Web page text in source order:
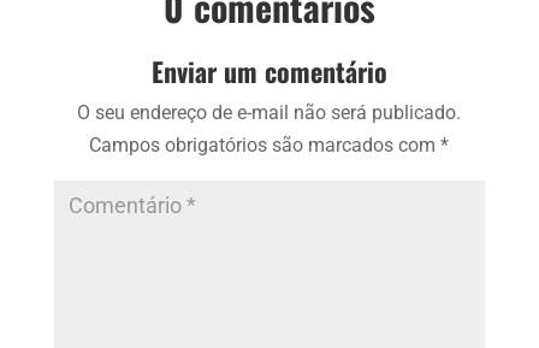
Enviar um comentário
O seu endereço de e-mail não será publicado.
Campos obrigatórios são marcados com*